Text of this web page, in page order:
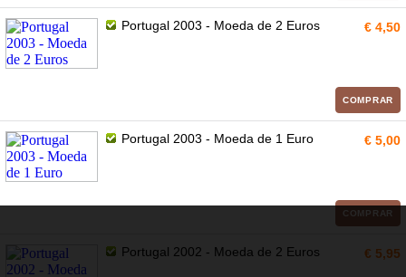
Portugal 2003 - Moeda de 2 Euros € 4,50
COMPRAR
Portugal 2003 - Moeda de 1 Euro € 5,00
COMPRAR
Portugal 2002 - Moeda de 2 Euros € 5,95